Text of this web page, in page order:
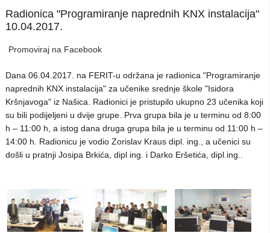
Radionica "Programiranje naprednih KNX instalacija"
10.04.2017.
Promoviraj na Facebook
Dana 06.04.2017. na FERIT-u održana je radionica "Programiranje
naprednih KNX instalacija" za učenike srednje škole "Isidora
Kršnjavoga" iz Našica. Radionici je pristupilo ukupno 23 učenika koji
su bili podijeljeni u dvije grupe. Prva grupa bila je u terminu od 8:00
h – 11:00 h, a istog dana druga grupa bila je u terminu od 11:00 h –
14:00 h. Radionicu je vodio Zorislav Kraus dipl. ing., a učenici su
došli u pratnji Josipa Brkića, dipl ing. i Darko Eršetića, dipl.ing..